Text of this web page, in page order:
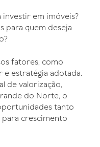
investir em imóveis?
para quem deseja
fatores, como
e estratégia adotada.
de valorização,
do Norte, o
tanto
crescimento